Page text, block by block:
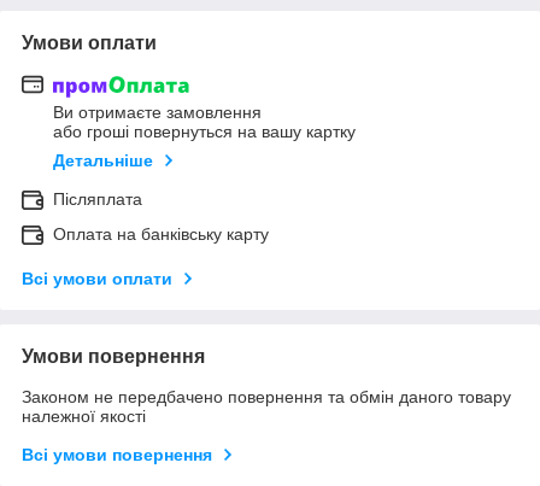
Умови оплати
Ви отримаєте замовлення
або гроші повернуться на вашу картку
Детальніше
Післяплата
Оплата на банківську карту
Всі умови оплати
Умови повернення
Законом не передбачено повернення та обмін даного товару
належної якості
Всі умови повернення